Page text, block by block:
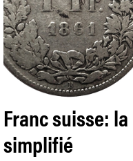
Franc suisse:
simplifié